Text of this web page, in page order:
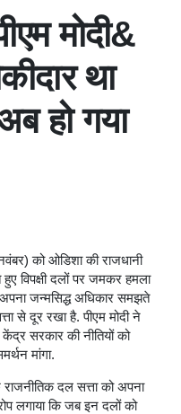
मोदी&
था
हो गया
को ओडिशा की राजधानी
विपक्षी दलों पर जमकर हमला
अपना जन्मसिद्ध अधिकार समझते
से दूर रखा है. पीएम मोदी ने
सरकार की नीतियों को
मांगा.
दल सत्ता को अपना
लगाया कि जब इन दलों को